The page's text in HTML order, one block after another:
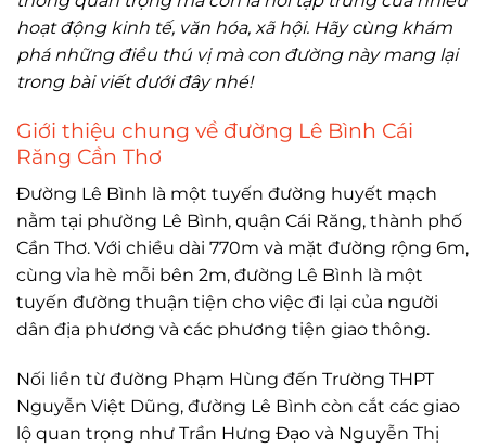
hoạt động kinh tế, văn hóa, xã hội. Hãy cùng khám
phá những điều thú vị mà con đường này mang lại
trong bài viết dưới đây nhé!
Giới thiệu chung về đường Lê Bình Cái
Răng Cần Thơ
Đường Lê Bình là một tuyến đường huyết mạch
nằm tại phường Lê Bình, quận Cái Răng, thành phố
Cần Thơ. Với chiều dài 770m và mặt đường rộng 6m,
cùng vỉa hè mỗi bên 2m, đường Lê Bình là một
tuyến đường thuận tiện cho việc đi lại của người
dân địa phương và các phương tiện giao thông.
Nối liền từ đường Phạm Hùng đến Trường THPT
Nguyễn Việt Dũng, đường Lê Bình còn cắt các giao
lộ quan trọng như Trần Hưng Đạo và Nguyễn Thị